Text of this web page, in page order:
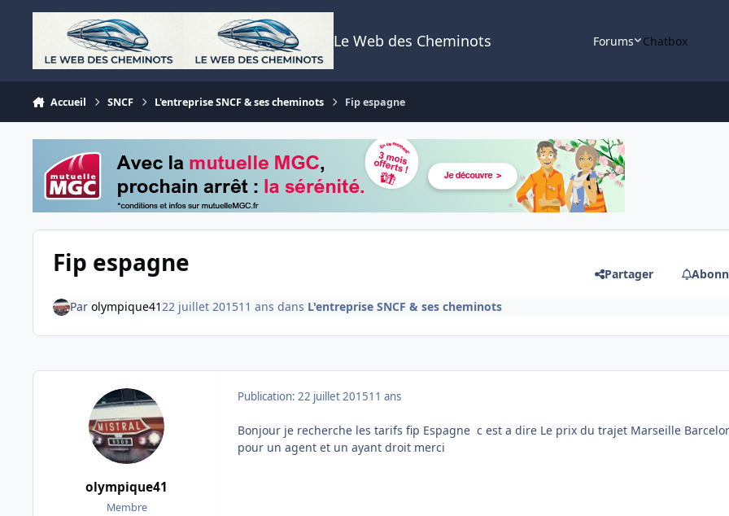
Aller au contenu
Le Web des Cheminots Forums Chatbox
Accueil SNCF L'entreprise SNCF & ses cheminots Fip espagne
Fip espagne Partager
Par olympique4122 juillet 201511 ans dans L'entreprise SNCF & ses cheminots
olympique41
Membre
Publication: 22 juillet 201511 ans
Bonjour je recherche les tarifs fip Espagne c est a dire Le prix du trajet Marseille
pour un agent et un ayant droit merci